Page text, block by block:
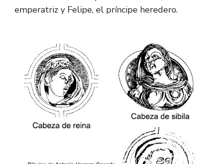
emperatriz y Felipe, el príncipe heredero.